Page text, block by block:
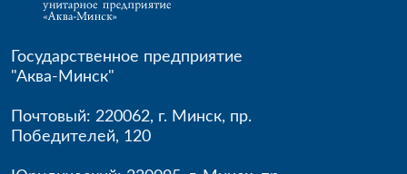
Государственное предприятие
"Аква-Минск"
Почтовый: 220062, г. Минск, пр.
Победителей, 120